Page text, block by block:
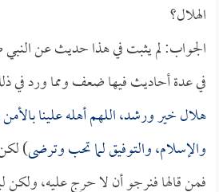
الهلال؟
الجواب: لم يثبت في هذا حديث عن النبي
في عدة أحاديث فيها ضعف ومما ورد في
هلال خير ورشد، اللهم أهله علينا بالأمن
والإسلام، والتوفيق لما تحب وترضى)
فمن قالها فنرجو أن لا حرج عليه،